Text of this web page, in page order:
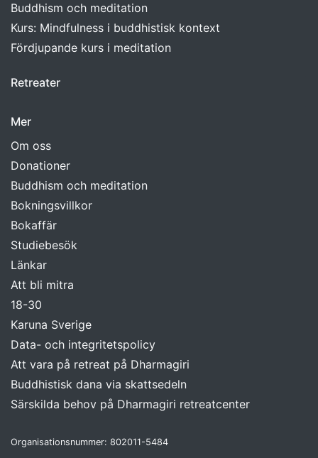
Buddhism och meditation
Kurs: Mindfulness i buddhistisk kontext
Fördjupande kurs i meditation
Retreater
Mer
Om oss
Donationer
Buddhism och meditation
Bokningsvillkor
Bokaffär
Studiebesök
Länkar
Att bli mitra
18-30
Karuna Sverige
Data- och integritetspolicy
Att vara på retreat på Dharmagiri
Buddhistisk dana via skattsedeln
Särskilda behov på Dharmagiri retreatcenter
Organisationsnummer: 802011-5484